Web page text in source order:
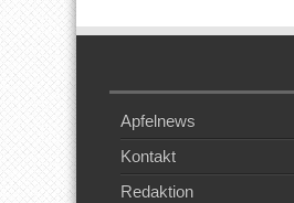
Apfelnews
Kontakt
Redaktion